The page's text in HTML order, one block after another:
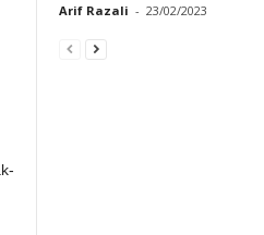
Arif Razali - 23/02/2023